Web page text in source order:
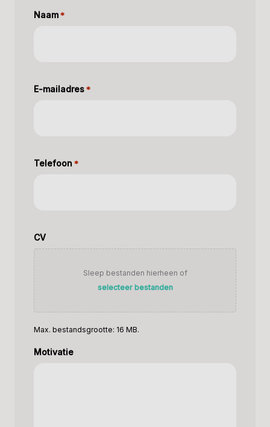
Naam *
E-mailadres *
Telefoon *
CV
Sleep bestanden hierheen of
selecteer bestanden
Max. bestandsgrootte: 16 MB.
Motivatie